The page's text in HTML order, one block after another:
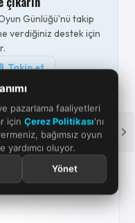
pazarlama faaliyetleri
için Çerez Politikası'nı
bağımsız oyun
oluyor.
Yönet
Günlüğü'nü takip
verdiğiniz destek için
Takip et